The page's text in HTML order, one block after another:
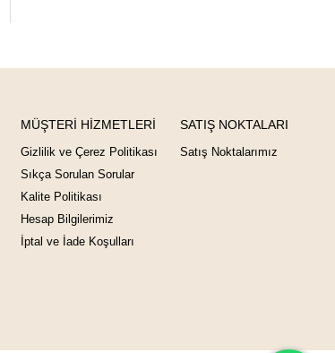
MÜŞTERİ HİZMETLERİ
Gizlilik ve Çerez Politikası
Sıkça Sorulan Sorular
Kalite Politikası
Hesap Bilgilerimiz
İptal ve İade Koşulları
SATIŞ NOKTALARI
Satış Noktalarımız